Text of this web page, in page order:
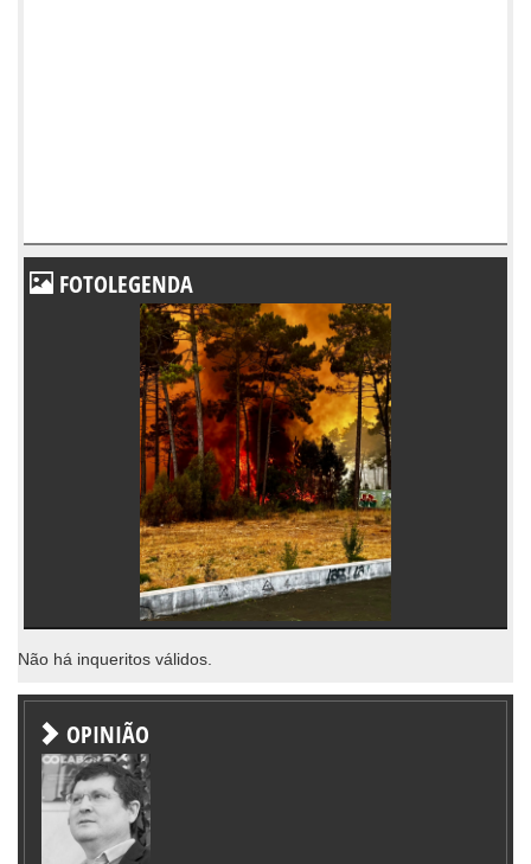
FOTOLEGENDA
Não há inqueritos válidos.
OPINIÃO